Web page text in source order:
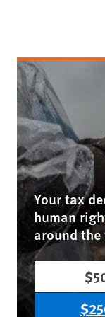
Your tax
human
around